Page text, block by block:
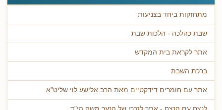
מתחזקות ביחד בצניעות
שבת כהלכה - הלכות שבת
אתר לקראת בית המקדש
ברכת השבת
אתר עם חומרים דידקטיים מאת הרב אלישע לוי שליט"א